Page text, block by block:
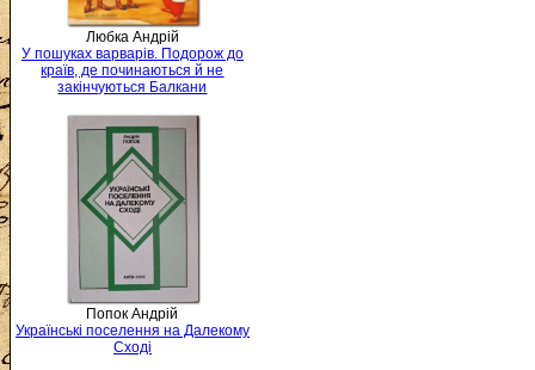
Любка Андрій
У пошуках варварів. Подорож до
країв, де починаються й не
закінчуються Балкани
Попок Андрій
Українські поселення на Далекому
Сході